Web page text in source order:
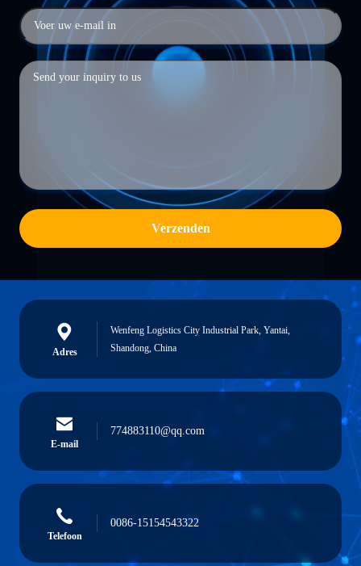
Verzenden
Adres
Wenfeng Logistics City Industrial Park, Yantai,
Shandong, China
E-mail
774883110@qq.com
Telefoon
0086-15154543322